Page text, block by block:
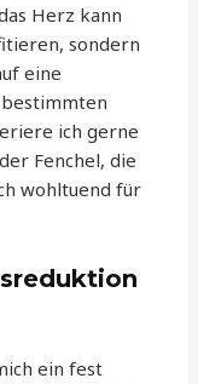
Herz kann
sondern
eine
ich gerne
Fenchel, die
wohltuend für
ein fest